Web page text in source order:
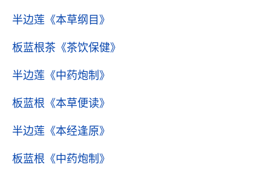
半边莲 《本草纲目》
板蓝根茶 《茶饮保健》
半边莲 《中药炮制》
板蓝根 《本草便读》
半边莲 《本经逢原》
板蓝根 《中药炮制》